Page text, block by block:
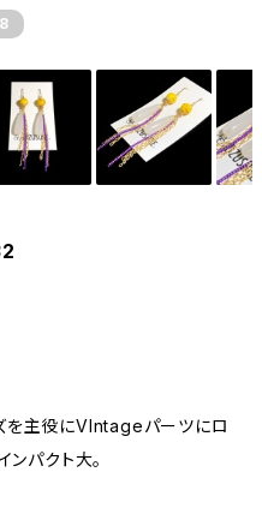
を主役にVIntageパーツにロ
パクト大。